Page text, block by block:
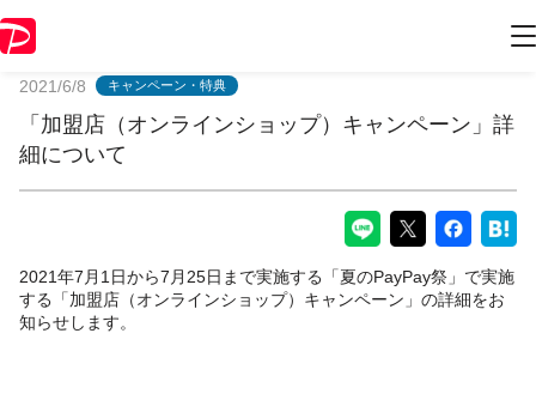
2021/6/8 キャンペーン・特典
「加盟店（オンラインショップ）キャンペーン」詳
細について
2021年7月1日から7月25日まで実施する「夏のPayPay祭」で実施
する「加盟店（オンラインショップ）キャンペーン」の詳細をお
知らせします。